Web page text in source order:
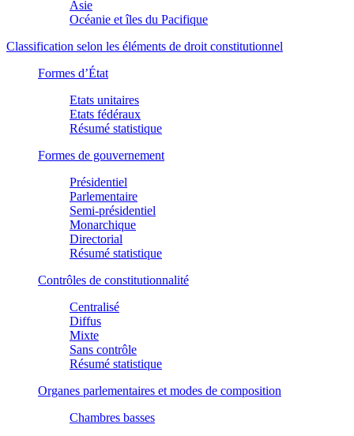
Asie
Océanie et îles du Pacifique
Classification selon les éléments de droit constitutionnel
Formes d’État
Etats unitaires
Etats fédéraux
Résumé statistique
Formes de gouvernement
Présidentiel
Parlementaire
Semi-présidentiel
Monarchique
Directorial
Résumé statistique
Contrôles de constitutionnalité
Centralisé
Diffus
Mixte
Sans contrôle
Résumé statistique
Organes parlementaires et modes de composition
Chambres basses